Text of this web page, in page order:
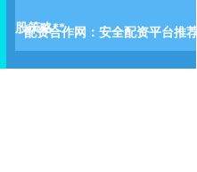
股策略**
配资合作网：安全配资平台推荐